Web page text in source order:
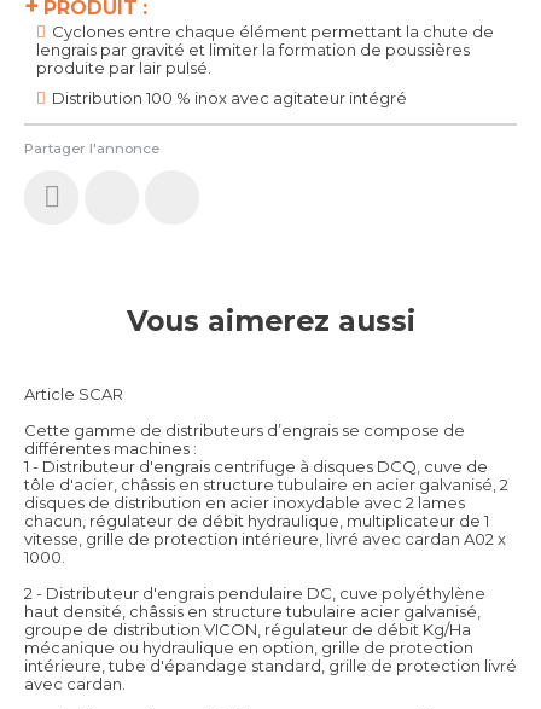
PRODUIT :
Cyclones entre chaque élément permettant la chute de
lengrais par gravité et limiter la formation de poussières
produite par lair pulsé.
Distribution 100 % inox avec agitateur intégré
Partager l'annonce
Vous aimerez aussi
Article SCAR
Cette gamme de distributeurs d’engrais se compose de
différentes machines :
1 - Distributeur d'engrais centrifuge à disques DCQ, cuve de
tôle d'acier, châssis en structure tubulaire en acier galvanisé, 2
disques de distribution en acier inoxydable avec 2 lames
chacun, régulateur de débit hydraulique, multiplicateur de 1
vitesse, grille de protection intérieure, livré avec cardan A02 x
1000.
2 - Distributeur d'engrais pendulaire DC, cuve polyéthylène
haut densité, châssis en structure tubulaire acier galvanisé,
groupe de distribution VICON, régulateur de débit Kg/Ha
mécanique ou hydraulique en option, grille de protection
intérieure, tube d'épandage standard, grille de protection livré
avec cardan.